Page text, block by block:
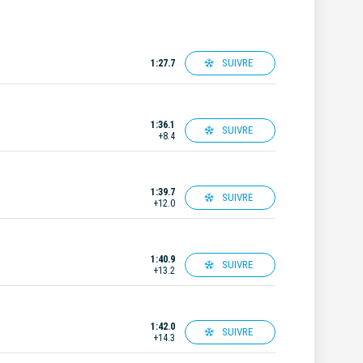
1:27.7 SUIVRE
1:36.1
+8.4
SUIVRE
1:39.7
+12.0
SUIVRE
1:40.9
+13.2
SUIVRE
1:42.0
+14.3
SUIVRE